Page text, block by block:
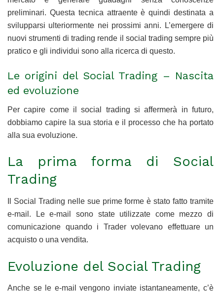
preliminari. Questa tecnica attraente è quindi destinata a
svilupparsi ulteriormente nei prossimi anni. L’emergere di
nuovi strumenti di trading rende il social trading sempre più
pratico e gli individui sono alla ricerca di questo.
Le origini del Social Trading – Nascita
ed evoluzione
Per capire come il social trading si affermerà in futuro,
dobbiamo capire la sua storia e il processo che ha portato
alla sua evoluzione.
La prima forma di Social
Trading
Il Social Trading nelle sue prime forme è stato fatto tramite
e-mail. Le e-mail sono state utilizzate come mezzo di
comunicazione quando i Trader volevano effettuare un
acquisto o una vendita.
Evoluzione del Social Trading
Anche se le e-mail vengono inviate istantaneamente, c’è